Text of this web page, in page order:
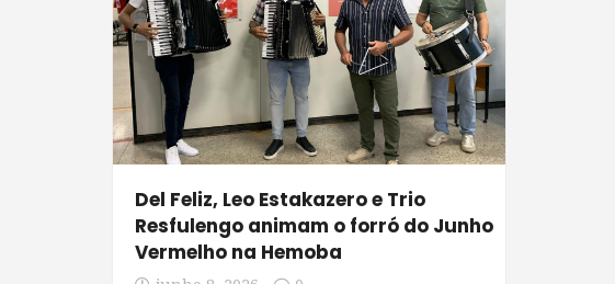
Del Feliz, Leo Estakazero e Trio
Resfulengo animam o forró do Junho
Vermelho na Hemoba